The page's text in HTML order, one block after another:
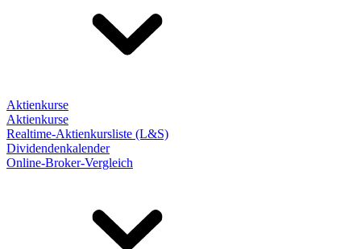
Aktienkurse
Aktienkurse
Realtime-Aktienkursliste (L&S)
Dividendenkalender
Online-Broker-Vergleich